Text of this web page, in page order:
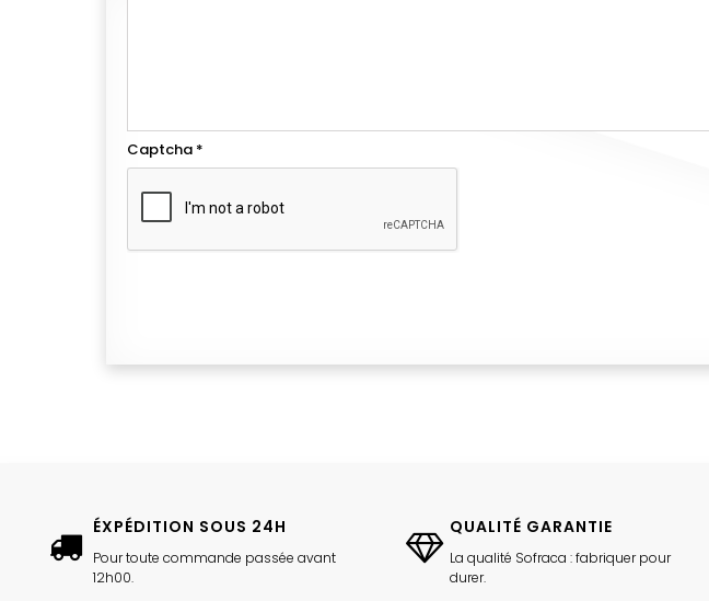
Captcha *
ÉXPÉDITION SOUS 24H
Pour toute commande passée avant
12h00.
QUALITÉ GARANTIE
La qualité Sofraca : fabriquer pour
durer.